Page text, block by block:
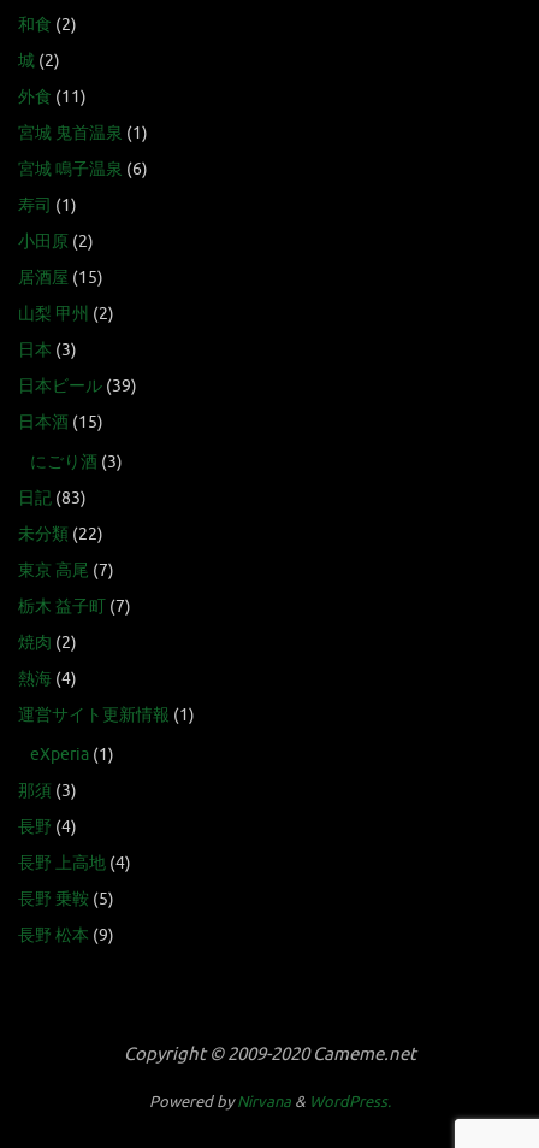
和食 (2)
城 (2)
外食 (11)
宮城 鬼首温泉 (1)
宮城 鳴子温泉 (6)
寿司 (1)
小田原 (2)
居酒屋 (15)
山梨 甲州 (2)
日本 (3)
日本ビール (39)
日本酒 (15)
にごり酒 (3)
日記 (83)
未分類 (22)
東京 高尾 (7)
栃木 益子町 (7)
焼肉 (2)
熱海 (4)
運営サイト更新情報 (1)
eXperia (1)
那須 (3)
長野 (4)
長野 上高地 (4)
長野 乗鞍 (5)
長野 松本 (9)
Copyright © 2009-2020 Cameme.net
Powered byNirvana& WordPress.